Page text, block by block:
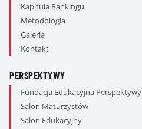
Kapituła Rankingu
Metodologia
Galeria
Kontakt
PERSPEKTYWY
Fundacja Edukacyjna Perspektywy
Salon Maturzystów
Salon Edukacyjny